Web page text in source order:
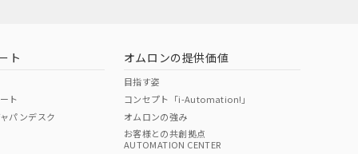
ト
ト
パンデスク
オムロンの提供価値
目指す姿
コンセプト「i-Automation!」
オムロンの強み
お客様との共創拠点
AUTOMATION CENTER